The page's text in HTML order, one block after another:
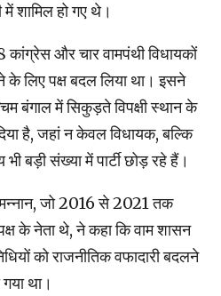
में शामिल हो गए थे।
और चार वामपंथी विधायकों
के लिए पक्ष बदल लिया था। इसने
बंगाल में सिकुड़ते विपक्षी स्थान के
है, जहां न केवल विधायक, बल्कि
बड़ी संख्या में पार्टी छोड़ रहे हैं।
जो 2016 से 2021 तक
के नेता थे, ने कहा कि वाम शासन
को राजनीतिक वफादारी बदलने
था।